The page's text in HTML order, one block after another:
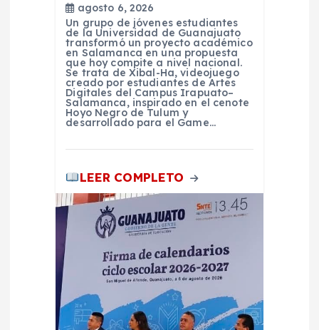
agosto 6, 2026
Un grupo de jóvenes estudiantes
de la Universidad de Guanajuato
transformó un proyecto académico
en Salamanca en una propuesta
que hoy compite a nivel nacional.
Se trata de Xibal-Ha, videojuego
creado por estudiantes de Artes
Digitales del Campus Irapuato–
Salamanca, inspirado en el cenote
Hoyo Negro de Tulum y
desarrollado para el Game…
LEER COMPLETO